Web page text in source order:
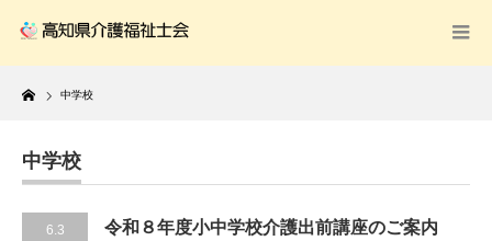
Home
中学校
中学校
6.3
令和８年度小中学校介護出前講座のご案内